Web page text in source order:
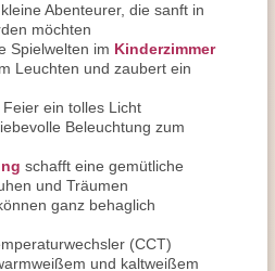
Abenteurer, die sanft in
möchten
Spielwelten im Kinderzimmer
Leuchten und zaubert ein
ein tolles Licht
Beleuchtung zum
schafft eine gemütliche
und Träumen
ganz behaglich
(CCT)
und kaltweißem